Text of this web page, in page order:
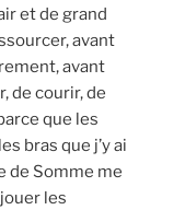
et de grand
avant
avant
de courir, de
que les
bras que j’y ai
de Somme me
les